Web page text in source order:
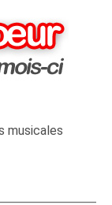
musicales